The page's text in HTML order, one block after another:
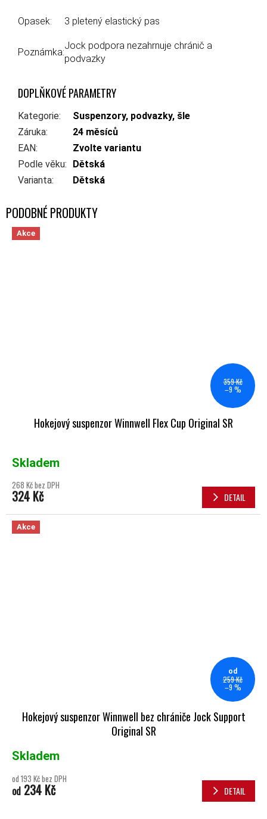
Opasek: 3 pletený elastický pas
Poznámka:
Jock podpora nezahrnuje chránič a
podvazky
DOPLŇKOVÉ PARAMETRY
Kategorie:
Suspenzory, podvazky, šle
Záruka:
24 měsíců
EAN:
Zvolte variantu
Podle věku:
Dětská
Varianta: Dětská
Akce
359 Kč
–9 %
Hokejový suspenzor Winnwell Flex Cup Original SR
Skladem
268 Kč bez DPH
324 Kč DETAIL
Akce
od
259 Kč
–9 %
Hokejový suspenzor Winnwell bez chrániče Jock Support
Original SR
Skladem
od 193 Kč bez DPH
od 234 Kč DETAIL